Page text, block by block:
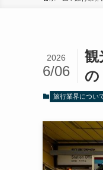
観
の
2026
6/06
旅行業界につい